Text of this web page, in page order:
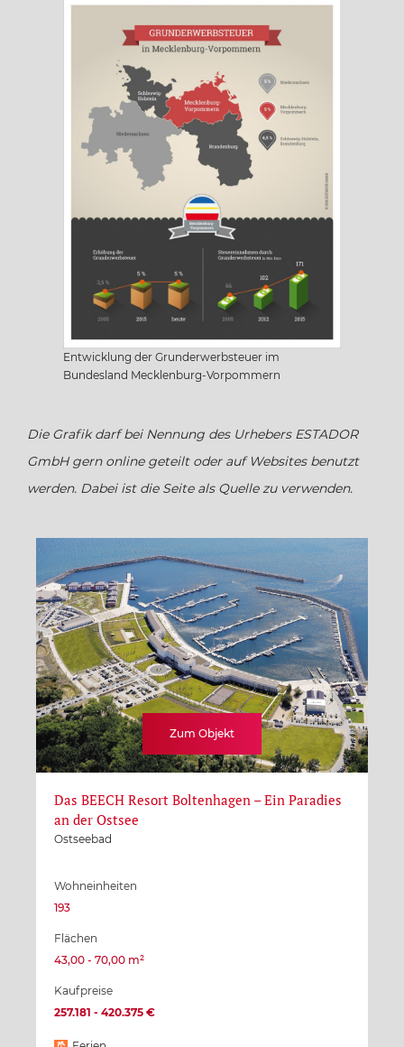
Mecklenburg-Vorpommern
Niedersachsen
Nordrhein-Westfalen
Rheinland-Pfalz
Saarland
Sachsen
Sachsen-Anhalt
Thüringen
Entwicklung der Grunderwerbsteuer im
Bundesland Mecklenburg-Vorpommern
Die Grafik darf bei Nennung des Urhebers ESTADOR
GmbH gern online geteilt oder auf Websites benutzt
werden. Dabei ist die Seite als Quelle zu verwenden.
Zum Objekt
Das BEECH Resort Boltenhagen – Ein Paradies
an der Ostsee
Ostseebad
Wohneinheiten
193
Flächen
43,00 - 70,00 m²
Kaufpreise
257.181 - 420.375 €